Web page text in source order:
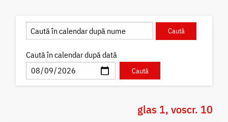
Caută în calendar după dată
glas 1, voscr. 10